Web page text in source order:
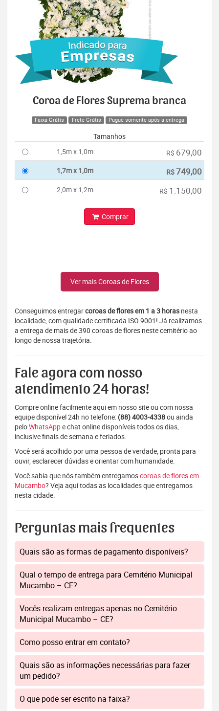
Coroa de Flores Suprema branca
Faixa Grátis Frete Grátis Pague somente após a entrega
Tamanhos
1,5m x 1,0m
R$ 679,00
1,7m x 1,0m R$749,00
2,0m x 1,2m R$ 1.150,00
Comprar
Ver mais Coroas de Flores
Conseguimos entregarcoroas de flores em 1 a 3 horas nesta
localidade, com qualidade certificada ISO 9001! Já realizamos
a entrega de mais de 390 coroas de flores neste cemitério ao
longo de nossa trajetória.
Fale agora com nosso
atendimento 24 horas!
Compre online facilmente aqui em nosso site ou com nossa
equipe disponível 24h no telefone: (88) 4003-4338ou ainda
peloWhatsAppe chat online disponíveis todos os dias,
inclusive finais de semana e feriados.
Você será acolhido por uma pessoa de verdade, pronta para
ouvir, esclarecer dúvidas e orientar com humanidade.
Você sabia que nós também entregamoscoroas de flores em
Mucambo? Veja aqui todas as localidades que entregamos
nesta cidade.
Perguntas mais frequentes
Quais são as formas de pagamento disponíveis?
Qual o tempo de entrega para Cemitério Municipal
Mucambo – CE?
Vocês realizam entregas apenas no Cemitério
Municipal Mucambo – CE?
Como posso entrar em contato?
Quais são as informações necessárias para fazer
um pedido?
O que pode ser escrito na faixa?